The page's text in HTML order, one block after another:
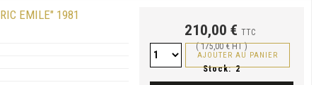
EMILE" 1981
210,00 € TTC
( 175,00 € HT )
Stock: 2
AJOUTER AU PANIER